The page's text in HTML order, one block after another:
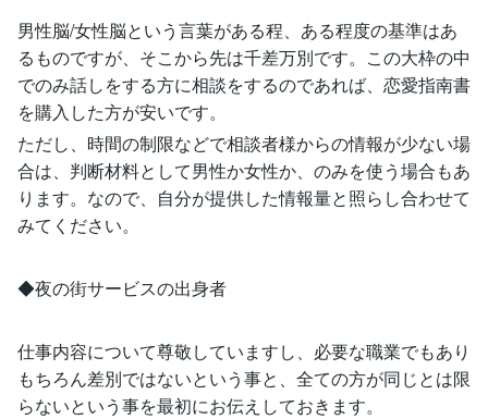
男性脳/女性脳という言葉がある程、ある程度の基準はあ
るものですが、そこから先は千差万別です。この大枠の中
でのみ話しをする方に相談をするのであれば、恋愛指南書
を購入した方が安いです。
ただし、時間の制限などで相談者様からの情報が少ない場
合は、判断材料として男性か女性か、のみを使う場合もあ
ります。なので、自分が提供した情報量と照らし合わせて
みてください。
◆夜の街サービスの出身者
仕事内容について尊敬していますし、必要な職業でもあり
もちろん差別ではないという事と、全ての方が同じとは限
らないという事を最初にお伝えしておきます。